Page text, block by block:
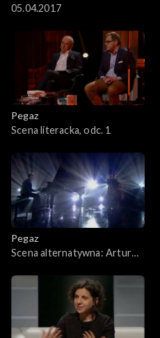
05.04.2017
Pegaz
Scena literacka, odc. 1
Pegaz
Scena alternatywna: Artur